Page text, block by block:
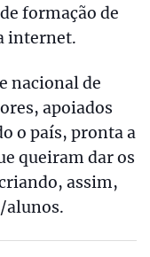
formação de
internet.
nacional de
apoiados
o país, pronta a
queiram dar os
assim,
alunos.